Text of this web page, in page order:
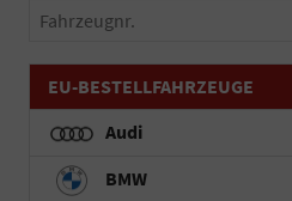
Fahrzeugnr.
EU-BESTELLFAHRZEUGE
Audi
BMW